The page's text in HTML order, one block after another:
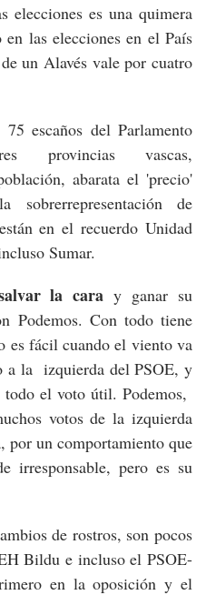
elecciones es una quimera
las elecciones en el País
un Alavés vale por cuatro
escaños del Parlamento
provincias vascas,
abarata el 'precio'
de
en el recuerdo Unidad
Sumar.
la cara y ganar su
Podemos. Con todo tiene
es fácil cuando el viento va
a la izquierda del PSOE, y
el voto útil. Podemos,
votos de la izquierda
por un comportamiento que
irresponsable, pero es su
de rostros, son pocos
Bildu e incluso el PSOE-
en la oposición y el